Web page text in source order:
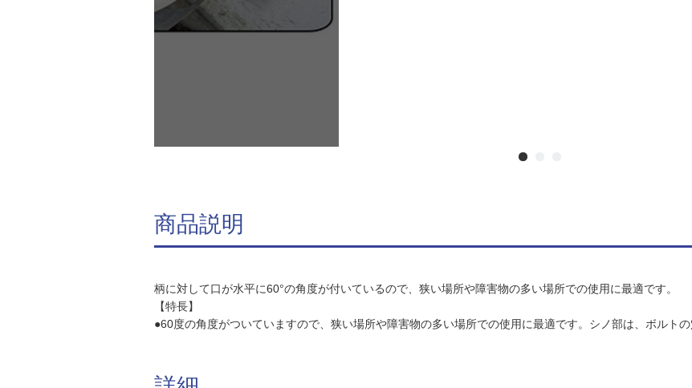
商品説明
柄に対して口が水平に60°の角度が付いているので、狭い場所や障害物の多い場所での使用に最適です。
【特長】
●60度の角度がついていますので、狭い場所や障害物の多い場所での使用に最適です。シノ部は、ボルトの